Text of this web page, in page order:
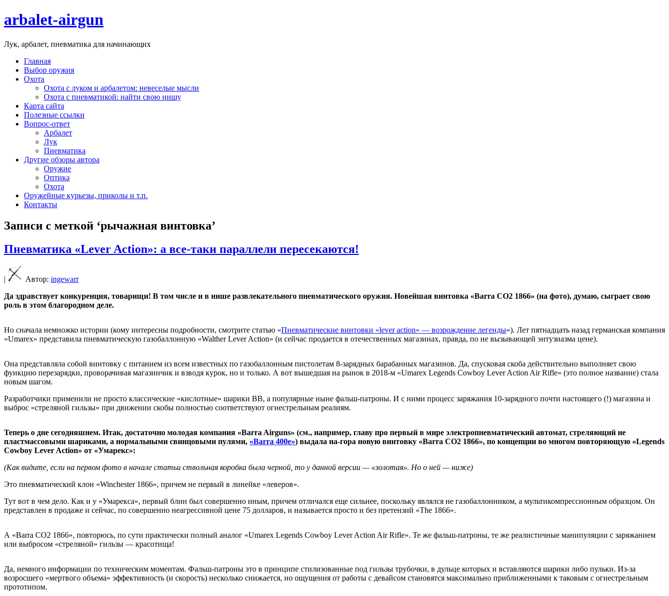
arbalet-airgun
Лук, арбалет, пневматика для начинающих
Главная
Выбор оружия
Охота
Охота с луком и арбалетом: невеселые мысли
Охота с пневматикой: найти свою нишу
Карта сайта
Полезные ссылки
Вопрос-ответ
Арбалет
Лук
Пневматика
Другие обзоры автора
Оружие
Оптика
Охота
Оружейные курьезы, приколы и т.п.
Контакты
Записи с меткой ‘рычажная винтовка’
Пневматика «Lever Action»: а все-таки параллели пересекаются!
| Автор: ingewarr
Да здравствует конкуренция, товарищи! В том числе и в нише развлекательного пневматического оружия. Новейшая винтовка «Barra CO2 1866» (на фото), думаю, сыграет свою
роль в этом благородном деле.
Но сначала немножко истории (кому интересны подробности, смотрите статью «Пневматические винтовки «lever action» — возрождение легенды«). Лет пятнадцать назад германская компания
«Umarex» представила пневматическую газобаллонную «Walther Lever Action» (и сейчас продается в отечественных магазинах, правда, по не вызывающей энтузиазма цене).
Она представляла собой винтовку с питанием из всем известных по газобаллонным пистолетам 8-зарядных барабанных магазинов. Да, спусковая скоба действительно выполняет свою
функцию перезарядки, проворачивая магазинчик и взводя курок, но и только. А вот вышедшая на рынок в 2018-м «Umarex Legends Cowboy Lever Action Air Rifle» (это полное название) стала
новым шагом.
Разработчики применили не просто классические «кислотные» шарики ВВ, а популярные ныне фальш-патроны. И с ними процесс заряжания 10-зарядного почти настоящего (!) магазина и
выброс «стреляной гильзы» при движении скобы полностью соответствуют огнестрельным реалиям.
Теперь о дне сегодняшнем. Итак, достаточно молодая компания «Barra Airguns» (см., например, главу про первый в мире электропневматический автомат, стреляющий не
пластмассовыми шариками, а нормальными свинцовыми пулями, «Barra 400e») выдала на-гора новую винтовку «Barra CO2 1866», по концепции во многом повторяющую «Legends
Cowboy Lever Action» от «Умарекс»:
(Как видите, если на первом фото в начале статьи ствольная коробка была черной, то у данной версии — «золотая». Но о ней — ниже)
Это пневматический клон «Winchester 1866», причем не первый в линейке «леверов».
Тут вот в чем дело. Как и у «Умарекса», первый блин был совершенно иным, причем отличался еще сильнее, поскольку являлся не газобаллонником, а мультикомпрессионным образцом. Он
представлен в продаже и сейчас, по совершенно неагрессивной цене 75 долларов, и называется просто и без претензий «The 1866».
А «Barra CO2 1866», повторюсь, по сути практически полный аналог «Umarex Legends Cowboy Lever Action Air Rifle». Те же фальш-патроны, те же реалистичные манипуляции с заряжанием
или выбросом «стреляной» гильзы — красотища!
Да, немного информации по техническим моментам. Фальш-патроны это в принципе стилизованные под гильзы трубочки, в дульце которых и вставляются шарики либо пульки. Из-за
возросшего «мертвого объема» эффективность (и скорость) несколько снижается, но ощущения от работы с девайсом становятся максимально приближенными к таковым с огнестрельным
прототипом.